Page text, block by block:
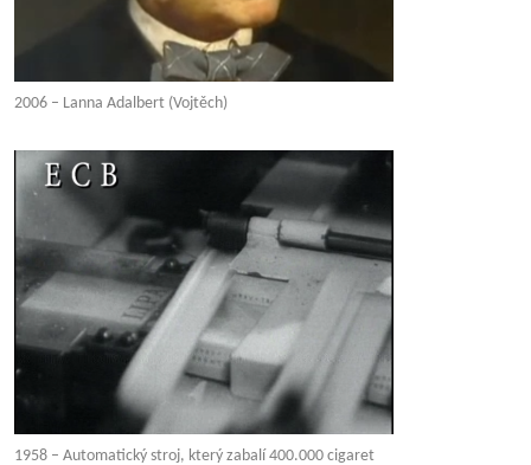
2006 – Lanna Adalbert (Vojtěch)
1958 – Automatický stroj, který zabalí 400.000 cigaret